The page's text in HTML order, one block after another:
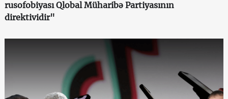
rusofobiyası Qlobal Müharibə Partiyasının
direktividir"